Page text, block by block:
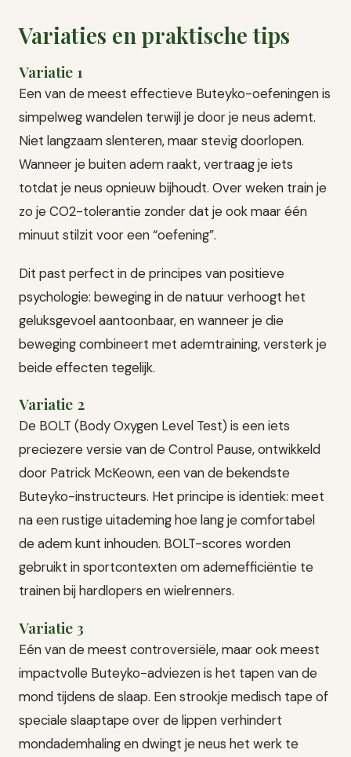
Variaties en praktische tips
Variatie 1
Een van de meest effectieve Buteyko-oefeningen is
simpelweg wandelen terwijl je door je neus ademt.
Niet langzaam slenteren, maar stevig doorlopen.
Wanneer je buiten adem raakt, vertraag je iets
totdat je neus opnieuw bijhoudt. Over weken train je
zo je CO2-tolerantie zonder dat je ook maar één
minuut stilzit voor een “oefening”.
Dit past perfect in de principes van positieve
psychologie: beweging in de natuur verhoogt het
geluksgevoel aantoonbaar, en wanneer je die
beweging combineert met ademtraining, versterk je
beide effecten tegelijk.
Variatie 2
De BOLT (Body Oxygen Level Test) is een iets
preciezere versie van de Control Pause, ontwikkeld
door Patrick McKeown, een van de bekendste
Buteyko-instructeurs. Het principe is identiek: meet
na een rustige uitademing hoe lang je comfortabel
de adem kunt inhouden. BOLT-scores worden
gebruikt in sportcontexten om ademefficiëntie te
trainen bij hardlopers en wielrenners.
Variatie 3
Eén van de meest controversiële, maar ook meest
impactvolle Buteyko-adviezen is het tapen van de
mond tijdens de slaap. Een strookje medisch tape of
speciale slaaptape over de lippen verhindert
mondademhaling en dwingt je neus het werk te